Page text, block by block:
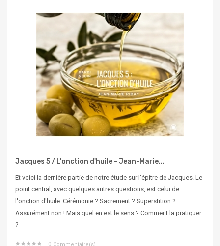
Jacques 5 / L'onction d'huile - Jean-Marie...
Et voici la dernière partie de notre étude sur l'épitre de Jacques. Le
point central, avec quelques autres questions, est celui de
l'onction d'huile. Cérémonie ? Sacrement ? Superstition ?
Assurément non ! Mais quel en est le sens ? Comment la pratiquer
?
0 Commentaire(s)